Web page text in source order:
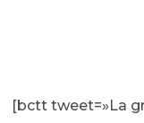
[bctt tweet=»La